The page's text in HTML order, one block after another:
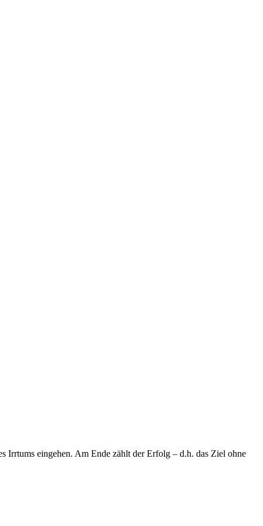
Irrtums eingehen. Am Ende zählt der Erfolg – d.h. das Ziel ohne